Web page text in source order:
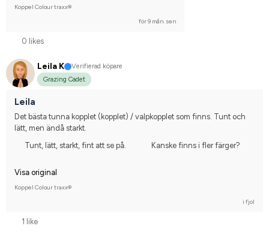
Koppel Colour traxx®
för 9 mån. sen
0 likes
Leila K
Verifierad köpare
Grazing Cadet
Leila
Det bästa tunna kopplet (kopplet) / valpkopplet som finns. Tunt och
lätt, men ändå starkt.
Tunt, lätt, starkt, fint att se på.
Kanske finns i fler färger?
Visa original
Koppel Colour traxx®
i fjol
1 like